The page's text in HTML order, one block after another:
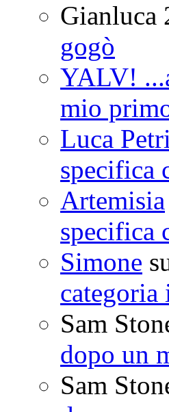
Gianluca
gogò
YALV!
mio
Luca
specifica
Artemisia
specifica
Simone
categoria
Sam
dopo un
Sam